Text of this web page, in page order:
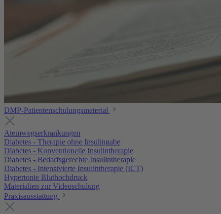
DMP-Patientenschulungsmaterial
Atemwegserkrankungen
Diabetes - Therapie ohne Insulingabe
Diabetes - Konventionelle Insulintherapie
Diabetes - Bedarfsgerechte Insulintherapie
Diabetes - Intensivierte Insulintherapie (ICT)
Hypertonie Bluthochdruck
Materialien zur Videoschulung
Praxisausstattung